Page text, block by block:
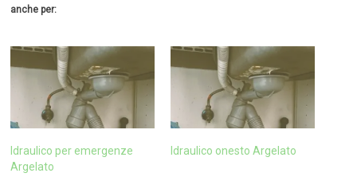
anche per:
Idraulico per emergenze
Argelato
Idraulico onesto Argelato